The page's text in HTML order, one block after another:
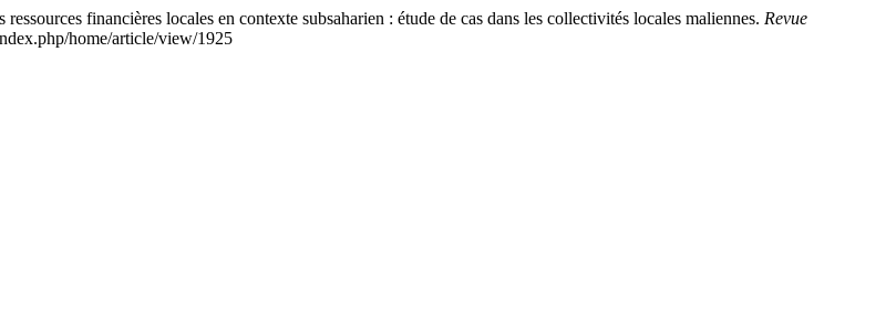
financières locales en contexte subsaharien : étude de cas dans les collectivités locales maliennes. Revue
home/article/view/1925